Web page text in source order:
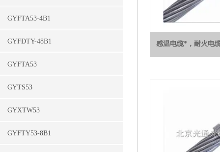
GYFTA53-4B1
GYFDTY-48B1
GYFTA53
GYTS53
GYXTW53
GYFTY53-8B1
感温电缆*，耐火电